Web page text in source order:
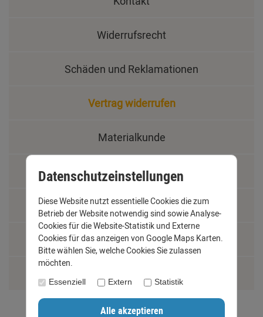
Widerrufsrecht
Schäden und Reklamationen
Vertrag widerrufen
Materialkunde
Fachbegriffe
Jobs
Montage und Installationshilfen
Datenschutzeinstellungen
Diese Website nutzt essentielle Cookies die zum
Betrieb der Website notwendig sind sowie Analyse-
Cookies für die Website-Statistik und Externe
Cookies für das anzeigen von Google Maps Karten.
Bitte wählen Sie, welche Cookies Sie zulassen
möchten.
Essenziell Extern Statistik